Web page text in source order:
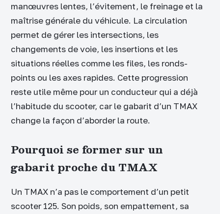
manœuvres lentes, l’évitement, le freinage et la
maîtrise générale du véhicule. La circulation
permet de gérer les intersections, les
changements de voie, les insertions et les
situations réelles comme les files, les ronds-
points ou les axes rapides. Cette progression
reste utile même pour un conducteur qui a déjà
l’habitude du scooter, car le gabarit d’un TMAX
change la façon d’aborder la route.
Pourquoi se former sur un
gabarit proche du TMAX
Un TMAX n’a pas le comportement d’un petit
scooter 125. Son poids, son empattement, sa